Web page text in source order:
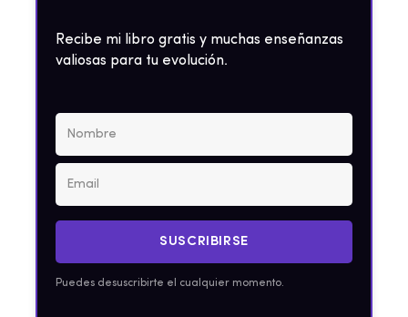
Recibe mi libro gratis y muchas enseñanzas
valiosas para tu evolución.
SUSCRIBIRSE
Puedes desuscribirte el cualquier momento.